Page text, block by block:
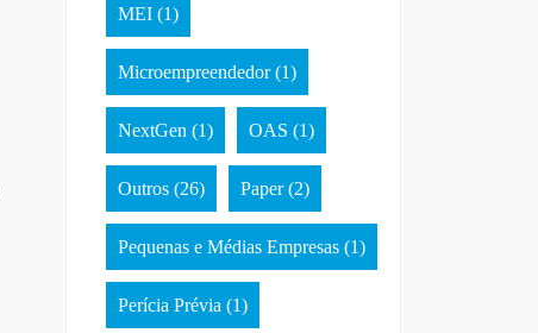
MEI (1)
Microempreendedor (1)
NextGen (1) OAS (1)
Outros (26) Paper (2)
Pequenas e Médias Empresas (1)
Perícia Prévia (1)